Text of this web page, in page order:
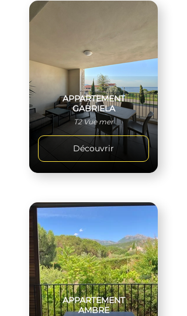
APPARTEMENT
GABRIELA
T2 Vue mer
Découvrir
APPARTEMENT
AMBRE